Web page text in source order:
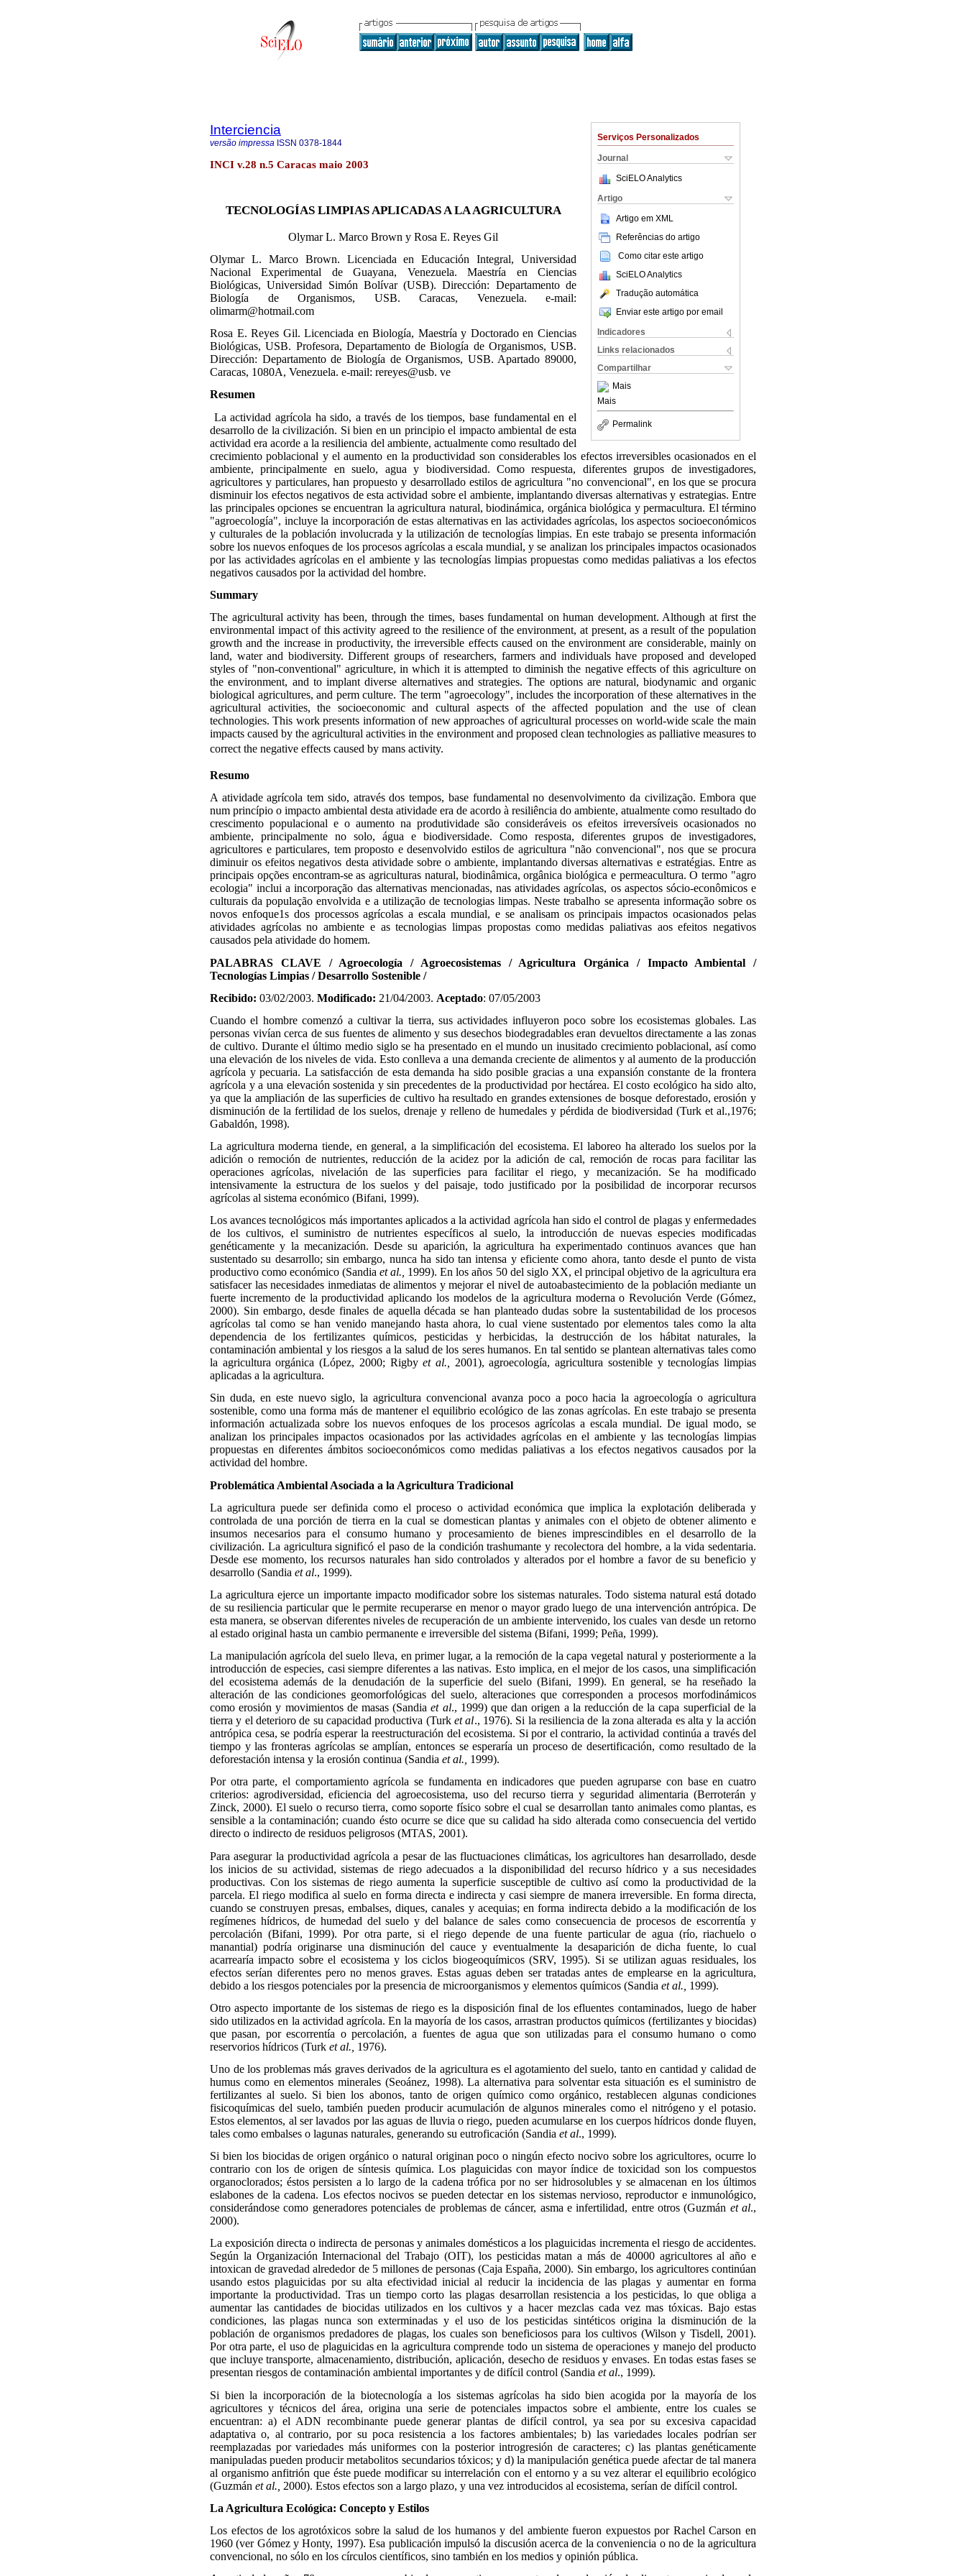
Serviços Personalizados
Journal
SciELO Analytics
Artigo
Artigo em XML
Referências do artigo
Como citar este artigo
SciELO Analytics
Tradução automática
Enviar este artigo por email
Indicadores
Links relacionados
Compartilhar
Mais
Mais
Permalink
Interciencia
versão impressa ISSN 0378-1844
INCI v.28 n.5 Caracas maio 2003
TECNOLOGÍAS LIMPIAS APLICADAS A LA AGRICULTURA
Olymar L. Marco Brown y Rosa E. Reyes Gil
Olymar L. Marco Brown. Licenciada en Educación Integral, Universidad
Nacional Experimental de Guayana, Venezuela. Maestría en Ciencias
Biológicas, Universidad Simón Bolívar (USB). Dirección: Departamento de
Biología de Organismos, USB. Caracas, Venezuela. e-mail:
olimarm@hotmail.com
Rosa E. Reyes Gil. Licenciada en Biología, Maestría y Doctorado en Ciencias
Biológicas, USB. Profesora, Departamento de Biología de Organismos, USB.
Dirección: Departamento de Biología de Organismos, USB. Apartado 89000,
Caracas, 1080A, Venezuela. e-mail: rereyes@usb. ve
Resumen
La actividad agrícola ha sido, a través de los tiempos, base fundamental en el
desarrollo de la civilización. Si bien en un principio el impacto ambiental de esta
actividad era acorde a la resiliencia del ambiente, actualmente como resultado del
crecimiento poblacional y el aumento en la productividad son considerables los efectos irreversibles ocasionados en el
ambiente, principalmente en suelo, agua y biodiversidad. Como respuesta, diferentes grupos de investigadores,
agricultores y particulares, han propuesto y desarrollado estilos de agricultura "no convencional", en los que se procura
disminuir los efectos negativos de esta actividad sobre el ambiente, implantando diversas alternativas y estrategias. Entre
las principales opciones se encuentran la agricultura natural, biodinámica, orgánica biológica y permacultura. El término
"agroecología", incluye la incorporación de estas alternativas en las actividades agrícolas, los aspectos socioeconómicos
y culturales de la población involucrada y la utilización de tecnologías limpias. En este trabajo se presenta información
sobre los nuevos enfoques de los procesos agrícolas a escala mundial, y se analizan los principales impactos ocasionados
por las actividades agrícolas en el ambiente y las tecnologías limpias propuestas como medidas paliativas a los efectos
negativos causados por la actividad del hombre.
Summary
The agricultural activity has been, through the times, bases fundamental on human development. Although at first the
environmental impact of this activity agreed to the resilience of the environment, at present, as a result of the population
growth and the increase in productivity, the irreversible effects caused on the environment are considerable, mainly on
land, water and biodiversity. Different groups of researchers, farmers and individuals have proposed and developed
styles of "non-conventional" agriculture, in which it is attempted to diminish the negative effects of this agriculture on
the environment, and to implant diverse alternatives and strategies. The options are natural, biodynamic and organic
biological agricultures, and perm culture. The term "agroecology", includes the incorporation of these alternatives in the
agricultural activities, the socioeconomic and cultural aspects of the affected population and the use of clean
technologies. This work presents information of new approaches of agricultural processes on world-wide scale the main
impacts caused by the agricultural activities in the environment and proposed clean technologies as palliative measures to
correct the negative effects caused by mans activity.
Resumo
A atividade agrícola tem sido, através dos tempos, base fundamental no desenvolvimento da civilização. Embora que
num princípio o impacto ambiental desta atividade era de acordo à resiliência do ambiente, atualmente como resultado do
crescimento populacional e o aumento na produtividade são consideráveis os efeitos irreversíveis ocasionados no
ambiente, principalmente no solo, água e biodiversidade. Como resposta, diferentes grupos de investigadores,
agricultores e particulares, tem proposto e desenvolvido estilos de agricultura "não convencional", nos que se procura
diminuir os efeitos negativos desta atividade sobre o ambiente, implantando diversas alternativas e estratégias. Entre as
principais opções encontram-se as agriculturas natural, biodinâmica, orgânica biológica e permeacultura. O termo "agro
ecologia" inclui a incorporação das alternativas mencionadas, nas atividades agrícolas, os aspectos sócio-econômicos e
culturais da população envolvida e a utilização de tecnologias limpas. Neste trabalho se apresenta informação sobre os
novos enfoque1s dos processos agrícolas a escala mundial, e se analisam os principais impactos ocasionados pelas
atividades agrícolas no ambiente e as tecnologias limpas propostas como medidas paliativas aos efeitos negativos
causados pela atividade do homem.
PALABRAS CLAVE / Agroecología / Agroecosistemas / Agricultura Orgánica / Impacto Ambiental /
Tecnologías Limpias / Desarrollo Sostenible /
Recibido: 03/02/2003. Modificado: 21/04/2003. Aceptado: 07/05/2003
Cuando el hombre comenzó a cultivar la tierra, sus actividades influyeron poco sobre los ecosistemas globales. Las
personas vivían cerca de sus fuentes de alimento y sus desechos biodegradables eran devueltos directamente a las zonas
de cultivo. Durante el último medio siglo se ha presentado en el mundo un inusitado crecimiento poblacional, así como
una elevación de los niveles de vida. Esto conlleva a una demanda creciente de alimentos y al aumento de la producción
agrícola y pecuaria. La satisfacción de esta demanda ha sido posible gracias a una expansión constante de la frontera
agrícola y a una elevación sostenida y sin precedentes de la productividad por hectárea. El costo ecológico ha sido alto,
ya que la ampliación de las superficies de cultivo ha resultado en grandes extensiones de bosque deforestado, erosión y
disminución de la fertilidad de los suelos, drenaje y relleno de humedales y pérdida de biodiversidad (Turk et al.,1976;
Gabaldón, 1998).
La agricultura moderna tiende, en general, a la simplificación del ecosistema. El laboreo ha alterado los suelos por la
adición o remoción de nutrientes, reducción de la acidez por la adición de cal, remoción de rocas para facilitar las
operaciones agrícolas, nivelación de las superficies para facilitar el riego, y mecanización. Se ha modificado
intensivamente la estructura de los suelos y del paisaje, todo justificado por la posibilidad de incorporar recursos
agrícolas al sistema económico (Bifani, 1999).
Los avances tecnológicos más importantes aplicados a la actividad agrícola han sido el control de plagas y enfermedades
de los cultivos, el suministro de nutrientes específicos al suelo, la introducción de nuevas especies modificadas
genéticamente y la mecanización. Desde su aparición, la agricultura ha experimentado continuos avances que han
sustentado su desarrollo; sin embargo, nunca ha sido tan intensa y eficiente como ahora, tanto desde el punto de vista
productivo como económico (Sandiaet al., 1999). En los años 50 del siglo XX, el principal objetivo de la agricultura era
satisfacer las necesidades inmediatas de alimentos y mejorar el nivel de autoabastecimiento de la población mediante un
fuerte incremento de la productividad aplicando los modelos de la agricultura moderna o Revolución Verde (Gómez,
2000). Sin embargo, desde finales de aquella década se han planteado dudas sobre la sustentabilidad de los procesos
agrícolas tal como se han venido manejando hasta ahora, lo cual viene sustentado por elementos tales como la alta
dependencia de los fertilizantes químicos, pesticidas y herbicidas, la destrucción de los hábitat naturales, la
contaminación ambiental y los riesgos a la salud de los seres humanos. En tal sentido se plantean alternativas tales como
la agricultura orgánica (López, 2000; Rigbyet al.,
2001), agroecología, agricultura sostenible y tecnologías limpias
aplicadas a la agricultura.
Sin duda, en este nuevo siglo, la agricultura convencional avanza poco a poco hacia la agroecología o agricultura
sostenible, como una forma más de mantener el equilibrio ecológico de las zonas agrícolas. En este trabajo se presenta
información actualizada sobre los nuevos enfoques de los procesos agrícolas a escala mundial. De igual modo, se
analizan los principales impactos ocasionados por las actividades agrícolas en el ambiente y las tecnologías limpias
propuestas en diferentes ámbitos socioeconómicos como medidas paliativas a los efectos negativos causados por la
actividad del hombre.
Problemática Ambiental Asociada a la Agricultura Tradicional
La agricultura puede ser definida como el proceso o actividad económica que implica la explotación deliberada y
controlada de una porción de tierra en la cual se domestican plantas y animales con el objeto de obtener alimento e
insumos necesarios para el consumo humano y procesamiento de bienes imprescindibles en el desarrollo de la
civilización. La agricultura significó el paso de la condición trashumante y recolectora del hombre, a la vida sedentaria.
Desde ese momento, los recursos naturales han sido controlados y alterados por el hombre a favor de su beneficio y
desarrollo (Sandia et al., 1999).
La agricultura ejerce un importante impacto modificador sobre los sistemas naturales. Todo sistema natural está dotado
de su resiliencia particular que le permite recuperarse en menor o mayor grado luego de una intervención antrópica. De
esta manera, se observan diferentes niveles de recuperación de un ambiente intervenido, los cuales van desde un retorno
al estado original hasta un cambio permanente e irreversible del sistema (Bifani, 1999; Peña, 1999).
La manipulación agrícola del suelo lleva, en primer lugar, a la remoción de la capa vegetal natural y posteriormente a la
introducción de especies, casi siempre diferentes a las nativas. Esto implica, en el mejor de los casos, una simplificación
del ecosistema además de la denudación de la superficie del suelo (Bifani, 1999). En general, se ha reseñado la
alteración de las condiciones geomorfológicas del suelo, alteraciones que corresponden a procesos morfodinámicos
como erosión y movimientos de masas (Sandiaet al., 1999) que dan origen a la reducción de la capa superficial de la
tierra y el deterioro de su capacidad productiva (Turket al., 1976). Si la resiliencia de la zona alterada es alta y la acción
antrópica cesa, se podría esperar la reestructuración del ecosistema. Si por el contrario, la actividad continúa a través del
tiempo y las fronteras agrícolas se amplían, entonces se esperaría un proceso de desertificación, como resultado de la
deforestación intensa y la erosión continua (Sandia et al., 1999).
Por otra parte, el comportamiento agrícola se fundamenta en indicadores que pueden agruparse con base en cuatro
criterios: agrodiversidad, eficiencia del agroecosistema, uso del recurso tierra y seguridad alimentaria (Berroterán y
Zinck, 2000). El suelo o recurso tierra, como soporte físico sobre el cual se desarrollan tanto animales como plantas, es
sensible a la contaminación; cuando ésto ocurre se dice que su calidad ha sido alterada como consecuencia del vertido
directo o indirecto de residuos peligrosos (MTAS, 2001).
Para asegurar la productividad agrícola a pesar de las fluctuaciones climáticas, los agricultores han desarrollado, desde
los inicios de su actividad, sistemas de riego adecuados a la disponibilidad del recurso hídrico y a sus necesidades
productivas. Con los sistemas de riego aumenta la superficie susceptible de cultivo así como la productividad de la
parcela. El riego modifica al suelo en forma directa e indirecta y casi siempre de manera irreversible. En forma directa,
cuando se construyen presas, embalses, diques, canales y acequias; en forma indirecta debido a la modificación de los
regímenes hídricos, de humedad del suelo y del balance de sales como consecuencia de procesos de escorrentía y
percolación (Bifani, 1999). Por otra parte, si el riego depende de una fuente particular de agua (río, riachuelo o
manantial) podría originarse una disminución del cauce y eventualmente la desaparición de dicha fuente, lo cual
acarrearía impacto sobre el ecosistema y los ciclos biogeoquímicos (SRV, 1995). Si se utilizan aguas residuales, los
efectos serían diferentes pero no menos graves. Estas aguas deben ser tratadas antes de emplearse en la agricultura,
debido a los riesgos potenciales por la presencia de microorganismos y elementos químicos (Sandia et al., 1999).
Otro aspecto importante de los sistemas de riego es la disposición final de los efluentes contaminados, luego de haber
sido utilizados en la actividad agrícola. En la mayoría de los casos, arrastran productos químicos (fertilizantes y biocidas)
que pasan, por escorrentía o percolación, a fuentes de agua que son utilizadas para el consumo humano o como
reservorios hídricos (Turk et al., 1976).
Uno de los problemas más graves derivados de la agricultura es el agotamiento del suelo, tanto en cantidad y calidad de
humus como en elementos minerales (Seoánez, 1998). La alternativa para solventar esta situación es el suministro de
fertilizantes al suelo. Si bien los abonos, tanto de origen químico como orgánico, restablecen algunas condiciones
fisicoquímicas del suelo, también pueden producir acumulación de algunos minerales como el nitrógeno y el potasio.
Estos elementos, al ser lavados por las aguas de lluvia o riego, pueden acumularse en los cuerpos hídricos donde fluyen,
tales como embalses o lagunas naturales, generando su eutroficación (Sandia et al., 1999).
Si bien los biocidas de origen orgánico o natural originan poco o ningún efecto nocivo sobre los agricultores, ocurre lo
contrario con los de origen de síntesis química. Los plaguicidas con mayor índice de toxicidad son los compuestos
organoclorados; éstos persisten a lo largo de la cadena trófica por no ser hidrosolubles y se almacenan en los últimos
eslabones de la cadena. Los efectos nocivos se pueden detectar en los sistemas nervioso, reproductor e inmunológico,
considerándose como generadores potenciales de problemas de cáncer, asma e infertilidad, entre otros (Guzmán et al.,
2000).
La exposición directa o indirecta de personas y animales domésticos a los plaguicidas incrementa el riesgo de accidentes.
Según la Organización Internacional del Trabajo (OIT), los pesticidas matan a más de 40000 agricultores al año e
intoxican de gravedad alrededor de 5 millones de personas (Caja España, 2000). Sin embargo, los agricultores continúan
usando estos plaguicidas por su alta efectividad inicial al reducir la incidencia de las plagas y aumentar en forma
importante la productividad. Tras un tiempo corto las plagas desarrollan resistencia a los pesticidas, lo que obliga a
aumentar las cantidades de biocidas utilizados en los cultivos y a hacer mezclas cada vez mas tóxicas. Bajo estas
condiciones, las plagas nunca son exterminadas y el uso de los pesticidas sintéticos origina la disminución de la
población de organismos predadores de plagas, los cuales son beneficiosos para los cultivos (Wilson y Tisdell, 2001).
Por otra parte, el uso de plaguicidas en la agricultura comprende todo un sistema de operaciones y manejo del producto
que incluye transporte, almacenamiento, distribución, aplicación, desecho de residuos y envases. En todas estas fases se
presentan riesgos de contaminación ambiental importantes y de difícil control (Sandia et al., 1999).
Si bien la incorporación de la biotecnología a los sistemas agrícolas ha sido bien acogida por la mayoría de los
agricultores y técnicos del área, origina una serie de potenciales impactos sobre el ambiente, entre los cuales se
encuentran: a) el ADN recombinante puede generar plantas de difícil control, ya sea por su excesiva capacidad
adaptativa o, al contrario, por su poca resistencia a los factores ambientales; b) las variedades locales podrían ser
reemplazadas por variedades más uniformes con la posterior introgresión de caracteres; c) las plantas genéticamente
manipuladas pueden producir metabolitos secundarios tóxicos; y d) la manipulación genética puede afectar de tal manera
al organismo anfitrión que éste puede modificar su interrelación con el entorno y a su vez alterar el equilibrio ecológico
(Guzmán et al., 2000). Estos efectos son a largo plazo, y una vez introducidos al ecosistema, serían de difícil control.
La Agricultura Ecológica: Concepto y Estilos
Los efectos de los agrotóxicos sobre la salud de los humanos y del ambiente fueron expuestos por Rachel Carson en
1960 (ver Gómez y Honty, 1997). Esa publicación impulsó la discusión acerca de la conveniencia o no de la agricultura
convencional, no sólo en los círculos científicos, sino también en los medios y opinión pública.